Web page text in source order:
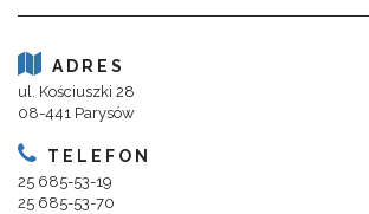
ADRES
ul. Kościuszki 28
08-441 Parysów
TELEFON
25 685-53-19
25 685-53-70